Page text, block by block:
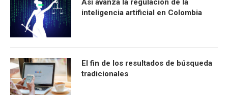
Así avanza la regulación de la
inteligencia artificial en Colombia
El fin de los resultados de búsqueda
tradicionales